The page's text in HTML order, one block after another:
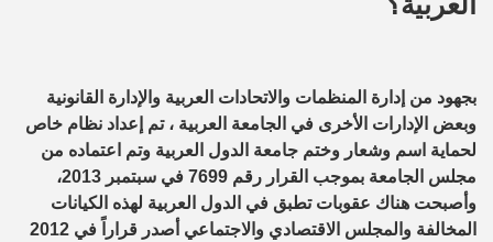
بجهود من إدارة المنظمات والاتحادات العربية والإدارة القانونية
وبعض الإدارات الأخرى في الجامعة العربية ، تم إعداد نظام خاص
لحماية اسم وشعار وختم جامعة الدول العربية وتم اعتماده من
مجلس الجامعة بموجب القرار رقم 7699 في سبتمبر 2013،
وأصبحت هناك عقوبات تطبق في الدول العربية لهذه الكيانات
المخالفة والمجلس الاقتصادي والاجتماعي أصدر قراراً في 2012